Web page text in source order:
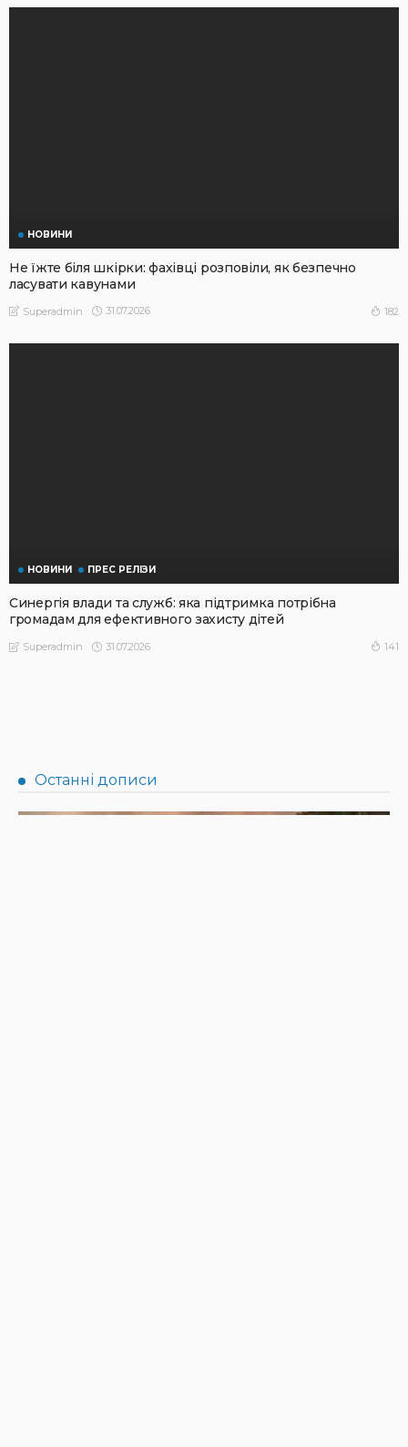
НОВИНИ
Не їжте біля шкірки: фахівці розповіли, як безпечно
ласувати кавунами
Superadmin 31.07.2026 182
НОВИНИ ПРЕС РЕЛІЗИ
Синергія влади та служб: яка підтримка потрібна
громадам для ефективного захисту дітей
Superadmin 31.07.2026 141